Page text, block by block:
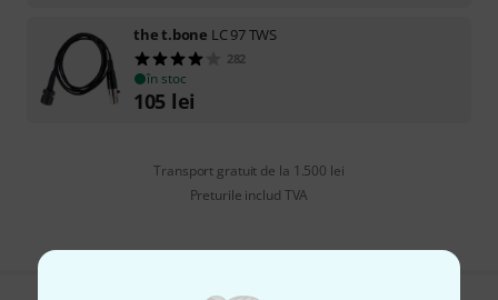
the t.bone LC 97 TWS
282
în stoc
105 lei
Transport gratuit de la 1.500 lei
Preturile includ TVA